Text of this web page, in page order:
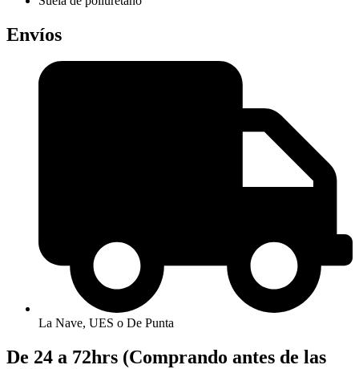
Envíos
La Nave, UES o De Punta
De 24 a 72hrs (Comprando antes de las